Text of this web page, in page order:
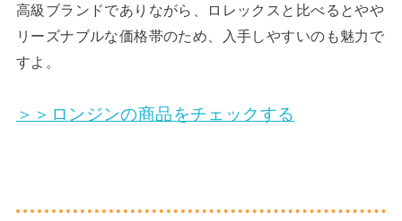
高級ブランドでありながら、ロレックスと比べるとやや
リーズナブルな価格帯のため、入手しやすいのも魅力で
すよ。
＞＞ロンジンの商品をチェックする